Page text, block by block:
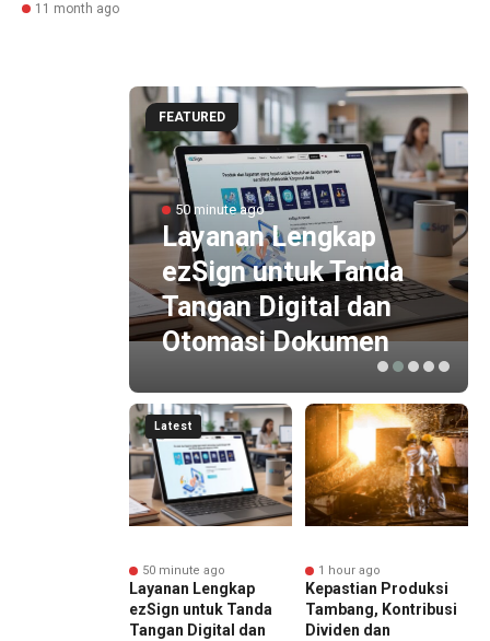
11 month ago
FEATURED
50 minute ago
Layanan Lengkap
ezSign untuk Tanda
Tangan Digital dan
Otomasi Dokumen
Latest
50 minute ago
Layanan Lengkap
ezSign untuk Tanda
Tangan Digital dan
1 hour ago
Kepastian Produksi
Tambang, Kontribusi
Dividen dan